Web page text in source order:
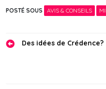
d’armoire?
POSTÉ SOUS AVIS & CONSEILS
Navigation
Des idées de Crédence?